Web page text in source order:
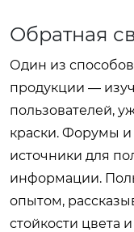
Обратная
Один из способов
продукции —
пользователей,
краски. Форумы
источники для
информации.
опытом,
стойкости цвета